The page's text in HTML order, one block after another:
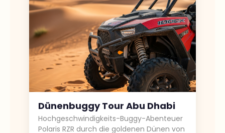
Dünenbuggy Tour Abu Dhabi
Hochgeschwindigkeits-Buggy-Abenteuer
Polaris RZR durch die goldenen Dünen von
Al Khatim mit professionellen Guides.